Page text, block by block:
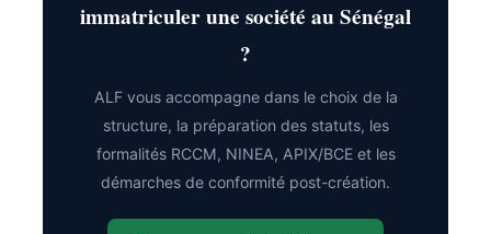
immatriculer une société au Sénégal
?
ALF vous accompagne dans le choix de la
structure, la préparation des statuts, les
formalités RCCM, NINEA, APIX/BCE et les
démarches de conformité post-création.